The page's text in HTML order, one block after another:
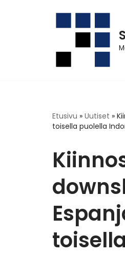
Etusivu » Uutiset »
toisella puolella